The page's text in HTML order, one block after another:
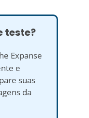
teste?
Expanse
e
suas
da